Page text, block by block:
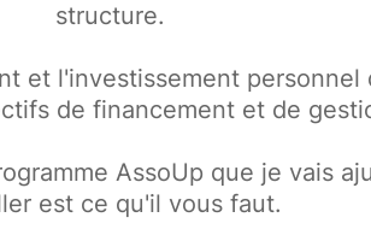
structure.
et l'investissement
de financement et de
AssoUp que je vais
est ce qu'il vous faut.